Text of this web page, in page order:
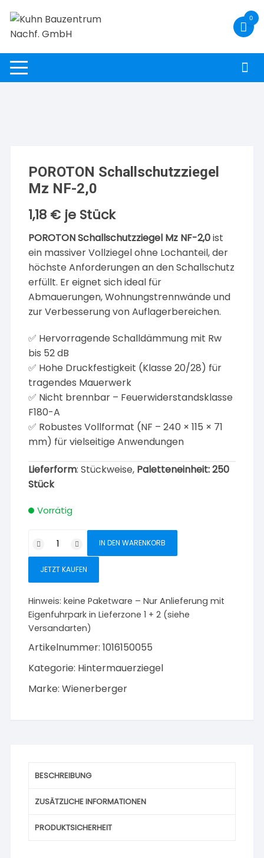
Inhalt
springen
0
POROTON Schallschutzziegel
Mz NF-2,0
1,18 € je Stück
POROTON Schallschutzziegel Mz NF-2,0ist
ein massiver Vollziegel ohne Lochanteil, der
höchste Anforderungen an den Schallschutz
erfüllt. Er eignet sich ideal für
Abmauerungen, Wohnungstrennwände und
zur Verbesserung von Auflagerbereichen.
✅ Hervorragende Schalldämmung mit Rw
bis 52 dB
✅ Hohe Druckfestigkeit (Klasse 20/28) für
tragendes Mauerwerk
✅ Nicht brennbar – Feuerwiderstandsklasse
F180-A
✅ Robustes Vollformat (NF – 240 × 115 × 71
mm) für vielseitige Anwendungen
Lieferform: Stückweise, Paletteneinheit: 250
Stück
Vorrätig
Schallschutzziegel
Menge
IN DEN WARENKORB
JETZT KAUFEN
Hinweis:keine Paketware – Nur Anlieferung mit
Eigenfuhrpark in Lieferzone 1 + 2 (siehe
Versandarten)
Artikelnummer:1016150055
Kategorie: Hintermauerziegel
Marke:Wienerberger
BESCHREIBUNG
ZUSÄTZLICHE INFORMATIONEN
PRODUKTSICHERHEIT